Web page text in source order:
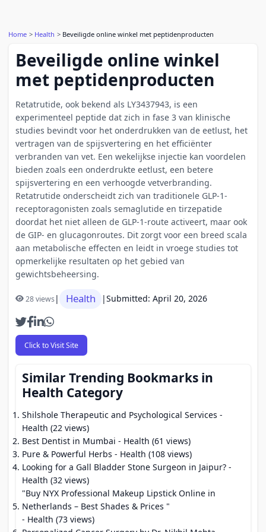
Home Health Beveiligde online winkel met peptidenproducten
Beveiligde online winkel
met peptidenproducten
Retatrutide, ook bekend als LY3437943, is een
experimenteel peptide dat zich in fase 3 van klinische
studies bevindt voor het onderdrukken van de eetlust, het
vertragen van de spijsvertering en het efficiënter
verbranden van vet. Een wekelijkse injectie kan voordelen
bieden zoals een onderdrukte eetlust, een betere
spijsvertering en een verhoogde vetverbranding.
Retatrutide onderscheidt zich van traditionele GLP-1-
receptoragonisten zoals semaglutide en tirzepatide
doordat het niet alleen de GLP-1-route activeert, maar ook
de GIP- en glucagonroutes. Dit zorgt voor een breed scala
aan metabolische effecten en leidt in vroege studies tot
opmerkelijke resultaten op het gebied van
gewichtsbeheersing.
28 views| Health |Submitted: April 20, 2026
Click to Visit Site
Similar Trending Bookmarks in
Health Category
Shilshole Therapeutic and Psychological Services -
Health (22 views)
Best Dentist in Mumbai - Health (61 views)
Pure & Powerful Herbs - Health (108 views)
Looking for a Gall Bladder Stone Surgeon in Jaipur? -
Health (32 views)
"Buy NYX Professional Makeup Lipstick Online in
Netherlands – Best Shades & Prices "
- Health (73 views)